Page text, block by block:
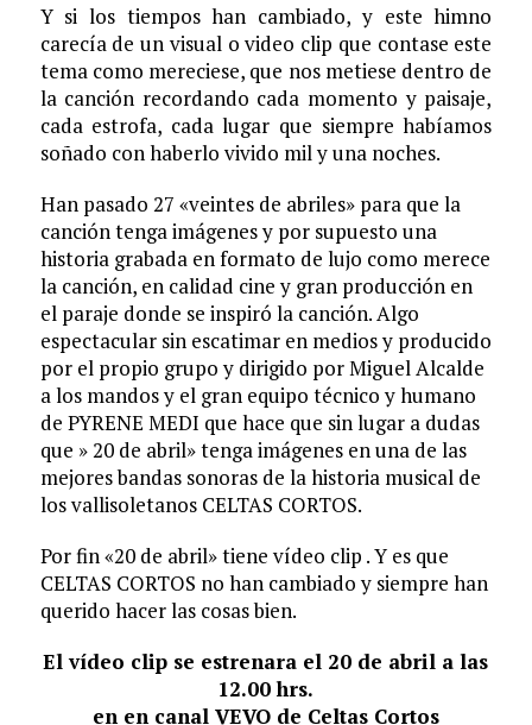
Y si los tiempos han cambiado, y este himno
carecía de un visual o video clip que contase este
tema como mereciese, que nos metiese dentro de
la canción recordando cada momento y paisaje,
cada estrofa, cada lugar que siempre habíamos
soñado con haberlo vivido mil y una noches.
Han pasado 27 «veintes de abriles» para que la
canción tenga imágenes y por supuesto una
historia grabada en formato de lujo como merece
la canción, en calidad cine y gran producción en
el paraje donde se inspiró la canción. Algo
espectacular sin escatimar en medios y producido
por el propio grupo y dirigido por Miguel Alcalde
a los mandos y el gran equipo técnico y humano
de PYRENE MEDI que hace que sin lugar a dudas
que » 20 de abril» tenga imágenes en una de las
mejores bandas sonoras de la historia musical de
los vallisoletanos CELTAS CORTOS.
Por fin «20 de abril» tiene vídeo clip . Y es que
CELTAS CORTOS no han cambiado y siempre han
querido hacer las cosas bien.
El vídeo clip se estrenara el 20 de abril a las
12.00 hrs.
en en canal VEVO de Celtas Cortos